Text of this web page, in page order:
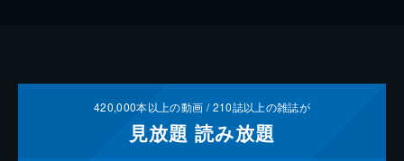
420,000本以上の動画 /210誌以上の雑誌が
見放題 読み放題